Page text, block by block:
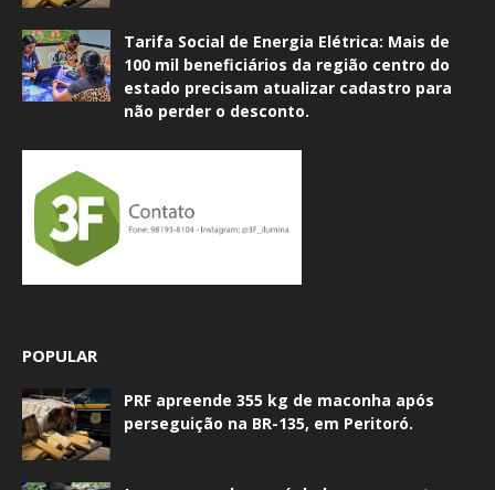
Tarifa Social de Energia Elétrica: Mais de
100 mil beneficiários da região centro do
estado precisam atualizar cadastro para
não perder o desconto.
POPULAR
PRF apreende 355 kg de maconha após
perseguição na BR-135, em Peritoró.